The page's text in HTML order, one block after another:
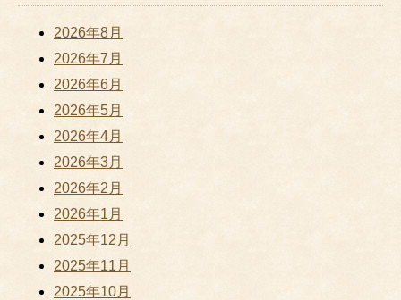
2026年8月
2026年7月
2026年6月
2026年5月
2026年4月
2026年3月
2026年2月
2026年1月
2025年12月
2025年11月
2025年10月